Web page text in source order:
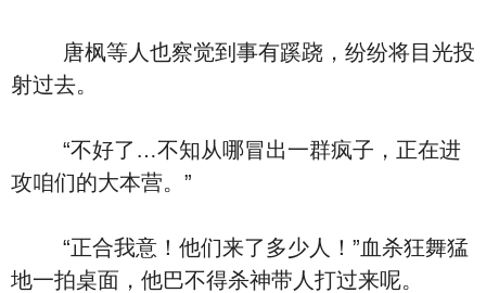
唐枫等人也察觉到事有蹊跷，纷纷将目光投
射过去。
“不好了…不知从哪冒出一群疯子，正在进
攻咱们的大本营。”
“正合我意！他们来了多少人！”血杀狂舞猛
地一拍桌面，他巴不得杀神带人打过来呢。